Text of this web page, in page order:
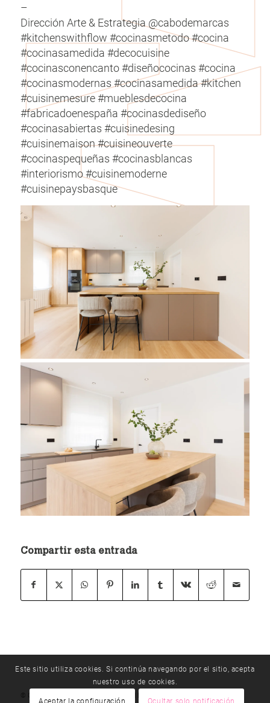
–
Dirección Arte & Estrategia @cabodemarcas
#kitchenswithflow #cocinasmetodo #cocina
#cocinasamedida #decocuisine
#cocinasconencanto #diseñococinas #cocina
#cocinasmodernas #cocinasamedida #kitchen
#cuisinemesure #mueblesdecocina
#fabricadoenespaña #cocinasdediseño
#cocinasabiertas #cuisinedesing
#cuisinemaison #cuisineouverte
#cocinaspequeñas #cocinasblancas
#interiorismo #cuisinemoderne
#cuisinepaysbasque
Compartir esta entrada
© Copyright - método | E
Este sitio utiliza cookies. Si continúa navegando por el sitio, acepta
nuestro uso de cookies.
Aceptar la configuración Ocultar solo notificación